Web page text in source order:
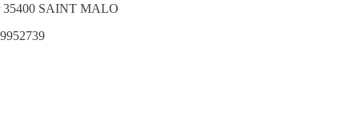
35400 SAINT MALO